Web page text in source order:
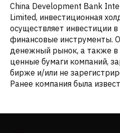
China Development Bank
Limited, инвестиционная
осуществляет инвестиции
финансовые инструменты.
денежный рынок, а также в
ценные бумаги компаний,
бирже и/или не
Ранее компания была
International Investment